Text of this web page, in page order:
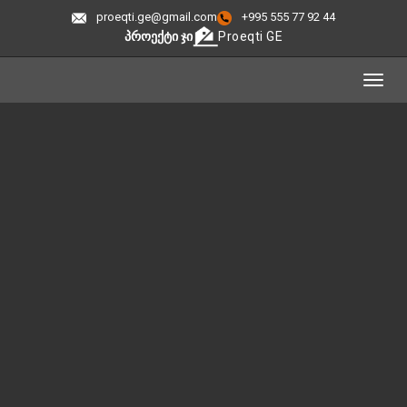
proeqti.ge@gmail.com +995 555 77 92 44
ᲞᲠᲝᲔᲥᲢᲘ ᲯᲘ Proeqti GE